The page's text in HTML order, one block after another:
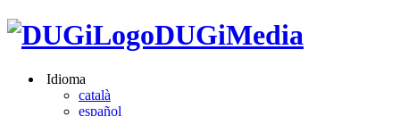
DUGiMedia
Idioma
català
español